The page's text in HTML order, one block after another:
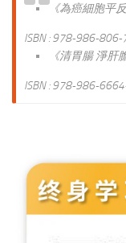
《為癌細胞平
ISBN : 978-986-
《清胃腸 淨肝
ISBN : 978-986-